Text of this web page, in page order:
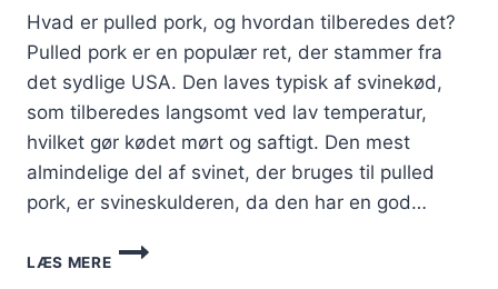
Hvad er pulled pork, og hvordan tilberedes det?
Pulled pork er en populær ret, der stammer fra
det sydlige USA. Den laves typisk af svinekød,
som tilberedes langsomt ved lav temperatur,
hvilket gør kødet mørt og saftigt. Den mest
almindelige del af svinet, der bruges til pulled
pork, er svineskulderen, da den har en god…
LÆS MERE
PULLED
PORK